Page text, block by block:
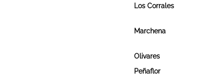
Los Corrales
Marchena
Olivares
Peñaflor